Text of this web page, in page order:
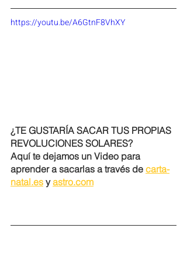
https://youtu.be/A6GtnF8VhXY
¿TE GUSTARÍA SACAR TUS PROPIAS
REVOLUCIONES SOLARES?
Aquí te dejamos un Video para
aprender a sacarlas a través de carta-
natal.es y astro.com